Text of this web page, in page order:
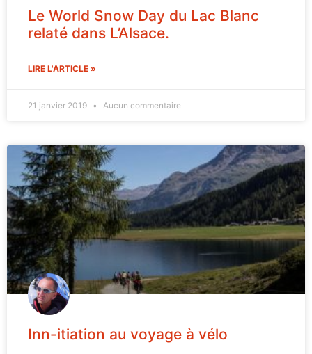
Le World Snow Day du Lac Blanc
relaté dans L’Alsace.
LIRE L'ARTICLE »
21 janvier 2019 Aucun commentaire
Inn-itiation au voyage à vélo